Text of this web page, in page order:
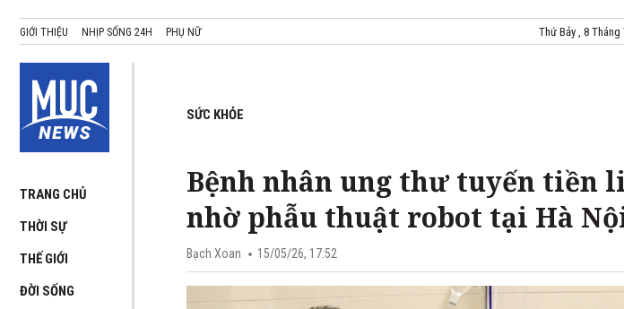
GIỚI THIỆU NHỊP SỐNG 24H PHỤ NỮ Thứ Bảy , 8 Tháng
TRANG CHỦ
THỜI SỰ
THẾ GIỚI
ĐỜI SỐNG
SỨC KHỎE
Bệnh nhân ung thư tuyến tiền
nhờ phẫu thuật robot tại Hà
Bạch Xoan 15/05/26, 17:52